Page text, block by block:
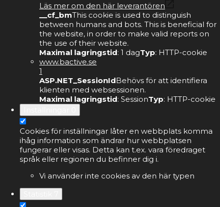
Läs mer om den här leverantören
__cf_bmThis cookie is used to distinguish
between humans and bots. This is beneficial for
the website, in order to make valid reports on
the use of their website.
Maximal lagringstid: 1 dagTyp: HTTP-cookie
www.bactive.se
1
ASP.NET_SessionIdBehövs för att identifiera
klienten med websessionen.
Maximal lagringstid: SessionTyp: HTTP-cookie
Cookies för inställningar låter en webbplats komma
ihåg information som ändrar hur webbplatsen
fungerar eller visas. Detta kan t.ex. vara föredraget
språk eller regionen du befinner dig i.
Vi använder inte cookies av den här typen